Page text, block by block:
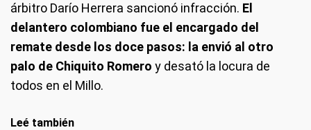
árbitro Darío Herrera sancionó infracción. El
delantero colombiano fue el encargado del
remate desde los doce pasos: la envió al otro
palo de Chiquito Romero y desató la locura de
todos en el Millo.
Leé también